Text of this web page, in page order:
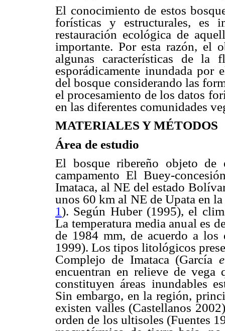
El conocimiento de estos
forísticas y estructurales, es
restauración ecológica de
importante. Por esta razón, el
algunas características de la
esporádicamente inundada por
del bosque considerando las
el procesamiento de los datos
en las diferentes comunidades
MATERIALES Y MÉTODOS
Área de estudio
El bosque ribereño objeto de
campamento El Buey-
Imataca, al NE del estado
unos 60 km al NE de Upata en
1). Según Huber (1995), el
La temperatura media anual es
de 1984 mm, de acuerdo a los
1999). Los tipos litológicos
Complejo de Imataca (García
encuentran en relieve de
constituyen áreas inundables
Sin embargo, en la región,
existen valles (Castellanos
orden de los ultisoles (Fuentes